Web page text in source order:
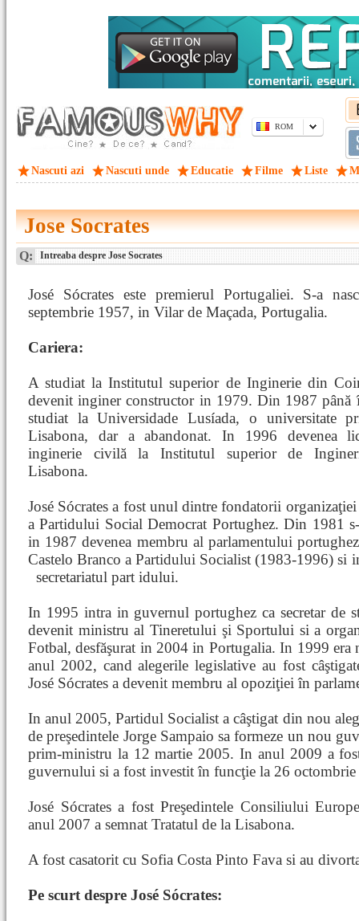
ROM
Nascuti azi Nascuti unde Educatie Filme Liste
Jose Socrates
Q: Intreaba despre Jose Socrates
José Sócrates este premierul Portugaliei. S-a
septembrie 1957, in Vilar de Maçada, Portugalia.
Cariera:
A studiat la Institutul superior de Inginerie din
devenit inginer constructor in 1979. Din 1987 până
studiat la Universidade Lusíada, o universitate
Lisabona, dar a abandonat. In 1996 devenea
inginerie civilă la Institutul superior de
Lisabona.
José Sócrates a fost unul dintre fondatorii
a Partidului Social Democrat Portughez. Din 1981
in 1987 devenea membru al parlamentului
Castelo Branco a Partidului Socialist (1983-1996) si
secretariatul part idului.
In 1995 intra in guvernul portughez ca secretar de
devenit ministru al Tineretului şi Sportului si a
Fotbal, desfăşurat in 2004 in Portugalia. In 1999
anul 2002, cand alegerile legislative au fost
José Sócrates a devenit membru al opoziţiei în
In anul 2005, Partidul Socialist a câştigat din nou
de preşedintele Jorge Sampaio sa formeze un nou
prim-ministru la 12 martie 2005. In anul 2009 a
guvernului si a fost investit în funcţie la 26
José Sócrates a fost Preşedintele Consiliului
anul 2007 a semnat Tratatul de la Lisabona.
A fost casatorit cu Sofia Costa Pinto Fava si au
Pe scurt despre José Sócrates: